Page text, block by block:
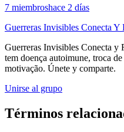
7 miembroshace 2 días
Guerreras Invisibles Conecta Y
Guerreras Invisibles Conecta y
tem doença autoimune, troca
motivação. Únete y comparte.
Unirse al grupo
Términos